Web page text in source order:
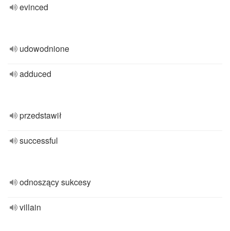
evinced
udowodnione
adduced
przedstawił
successful
odnoszący sukcesy
villain